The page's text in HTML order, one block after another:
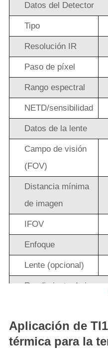
Datos del Detector
Tipo
Resolución IR
Paso de píxel
Rango espectral
NETD/sensibilidad
Datos de la lente
Campo de visión
(FOV)
Distancia mínima
de imagen
IFOV
Enfoque
Lente (opcional)
Rendimiento de
imagen
Frecuencia
Aplicación de
térmica para la